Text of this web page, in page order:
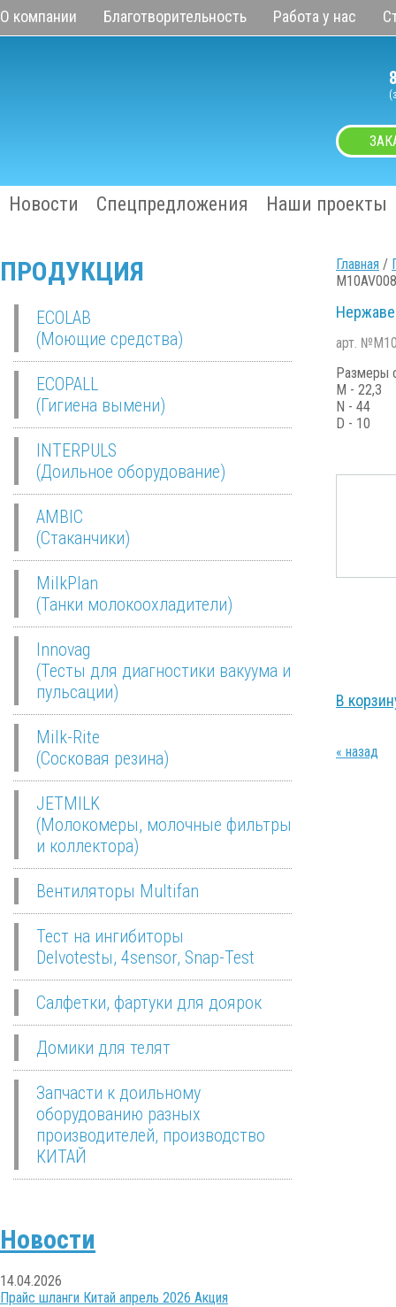
О компании Благотворительность Работа у нас
Новости Спецпредложения Наши проекты
ПРОДУКЦИЯ
ECOLAB
(Моющие средства)
ECOPALL
(Гигиена вымени)
INTERPULS
(Доильное оборудование)
AMBIC
(Стаканчики)
MilkPlan
(Танки молокоохладители)
Innovag
(Тесты для диагностики вакуума и
пульсации)
Milk-Rite
(Сосковая резина)
JETMILK
(Молокомеры, молочные фильтры
и коллектора)
Вентиляторы Multifan
Тест на ингибиторы
Delvotestы, 4sensor, Snap-Test
Салфетки, фартуки для доярок
Домики для телят
Запчасти к доильному
оборудованию разных
производителей, производство
КИТАЙ
Новости
14.04.2026
Прайс шланги Китай апрель 2026 Акция
Главная /
арт.
Размеры
M - 22,3
N - 44
D - 10
В
« назад